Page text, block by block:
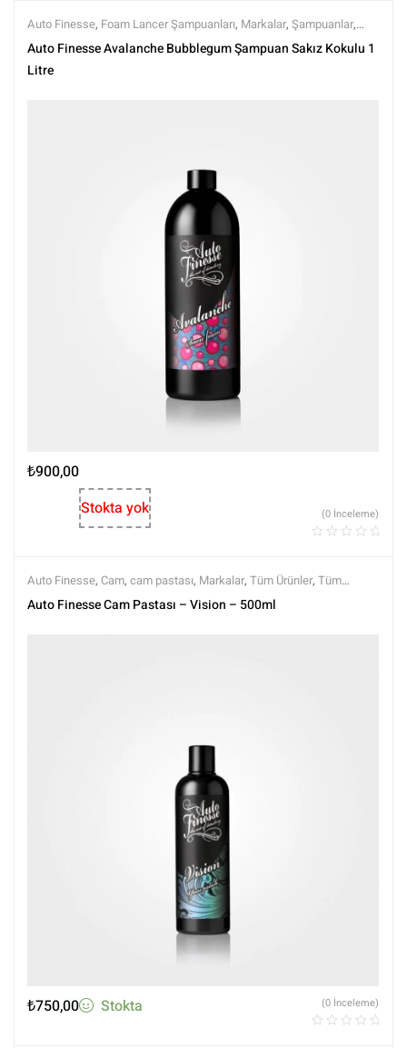
Auto Finesse, Foam Lancer Şampuanları, Markalar, Şampuanlar,
Tüm Ürünler,Tüm Ürünler, Yıkama Ürünleri
Auto Finesse Avalanche Bubblegum Şampuan Sakız Kokulu 1
Litre
₺900,00
Stokta yok
(0 İnceleme)
Auto Finesse, Cam, cam pastası, Markalar, Tüm Ürünler, Tüm
Ürünler
Auto Finesse Cam Pastası – Vision – 500ml
₺750,00 Stokta (0 İnceleme)